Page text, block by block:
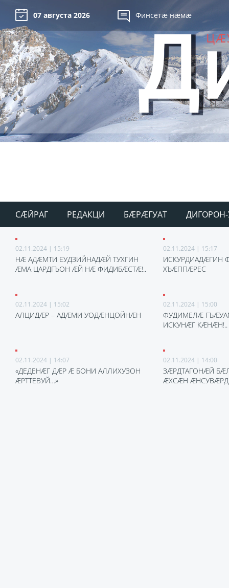
07 августа 2026 Финсетæ нæмæ
СÆЙРАГ РЕДАКЦИ БÆРÆГУАТ ДИГОРОН-
02.11.2024 | 15:19
НÆ АДÆМТИ ЕУДЗИЙНАДÆЙ ТУХГИН
ÆМА ЦАРДГЪОН ÆЙ НÆ ФИДИБÆСТÆ!..
02.11.2024 | 15:17
ИСКУРДИАДÆГИН
ХЪÆППÆРЕС
02.11.2024 | 15:02
АЛЦИДÆР – АДÆМИ УОДÆНЦОЙНÆН
02.11.2024 | 15:00
ФУДИМЕЛÆ
ИСКУНÆГ КÆНÆН!..
02.11.2024 | 14:07
«ДЕДЕНÆГ ДÆР Æ БОНИ АЛЛИХУЗОН
ÆРТТЕВУЙ…»
02.11.2024 | 14:00
ЗÆРДТАГОНÆЙ
ÆХСÆН